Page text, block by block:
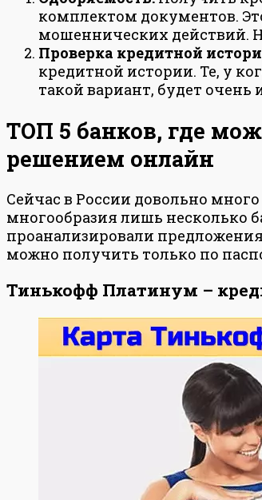
комплектом документов.
мошеннических действий.
Проверка кредитной
кредитной истории. Те, у
такой вариант, будет
ТОП 5 банков, где
решением онлайн
Сейчас в России довольно
многообразия лишь несколько
проанализировали
можно получить только по
Тинькофф Платинум –